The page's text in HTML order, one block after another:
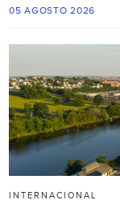
05 AGOSTO 2026
INTERNACIONAL